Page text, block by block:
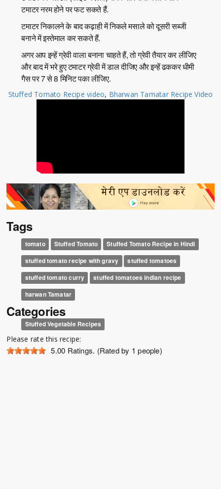
टमाटर नरम होने पर फट सकते हैं.
टमाटर निकालने के बाद कढ़ाही में निकले मसाले को दूसरी सब्जी
बनाने में इस्तेमाल कर सकते हैं.
अगर आप इन्हें ग्रेवी वाला बनाना चाहते हैं, तो ग्रेवी तैयार कर लीजिए
और बाद में भरे हुए टमाटर ग्रेवी में डाल दीजिए और इन्हें ढककर धीमी
गैस पर 7 से 8 मिनिट पका लीजिए.
Stuffed Tomato Recipe video, Bharwan Tamatar Recipe Video
Tags
tomato Stuffed Tomato
Stuffed Tomato Recipe in Hindi
stuffed tomato recipe with gravy
stuffed tomatoes
stuffed tomato curry
stuffed tomatoes indian recipe
harwan Tamatar
Categories
Stuffed Vegetable Recipes
Please rate this recipe:
5.00 Ratings. (Rated by 1 people)